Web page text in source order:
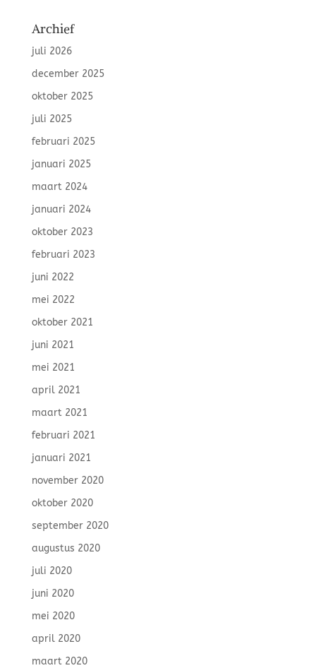
Archief
juli 2026
december 2025
oktober 2025
juli 2025
februari 2025
januari 2025
maart 2024
januari 2024
oktober 2023
februari 2023
juni 2022
mei 2022
oktober 2021
juni 2021
mei 2021
april 2021
maart 2021
februari 2021
januari 2021
november 2020
oktober 2020
september 2020
augustus 2020
juli 2020
juni 2020
mei 2020
april 2020
maart 2020